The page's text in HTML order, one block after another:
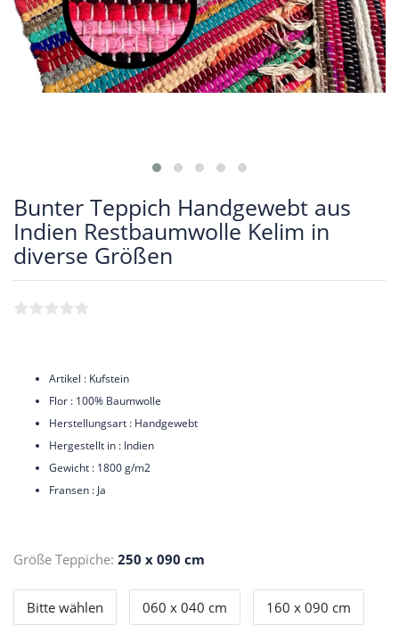
Bunter Teppich Handgewebt aus
Indien Restbaumwolle Kelim in
diverse Größen
Artikel : Kufstein
Flor : 100% Baumwolle
Herstellungsart : Handgewebt
Hergestellt in : Indien
Gewicht : 1800 g/m2
Fransen : Ja
Größe Teppiche: 250 x 090 cm
Bitte wählen 060 x 040 cm 160 x 090 cm